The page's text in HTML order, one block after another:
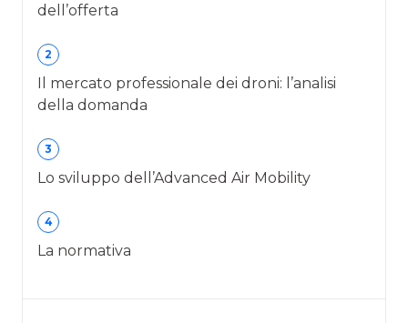
dell’offerta
2
Il mercato professionale dei droni: l’analisi
della domanda
3
Lo sviluppo dell’Advanced Air Mobility
4
La normativa